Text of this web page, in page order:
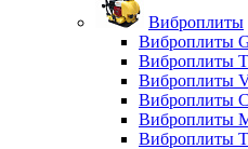
Виброплиты
Виброплиты
Виброплиты
Виброплиты
Виброплиты
Виброплиты
Виброплиты